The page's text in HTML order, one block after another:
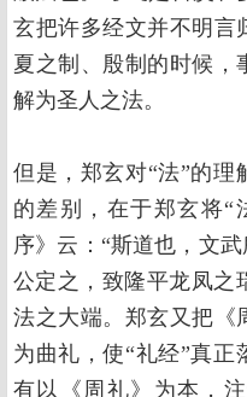
玄把许多经文并不明言
夏之制、殷制的时候，
解为圣人之法。
但是，郑玄对“法”的理
的差别，在于郑玄将“
序》云：“斯道也，文
公定之，致隆平龙凤之
法之大端。郑玄又把《
为曲礼，使“礼经”真
有以《周礼》为本，